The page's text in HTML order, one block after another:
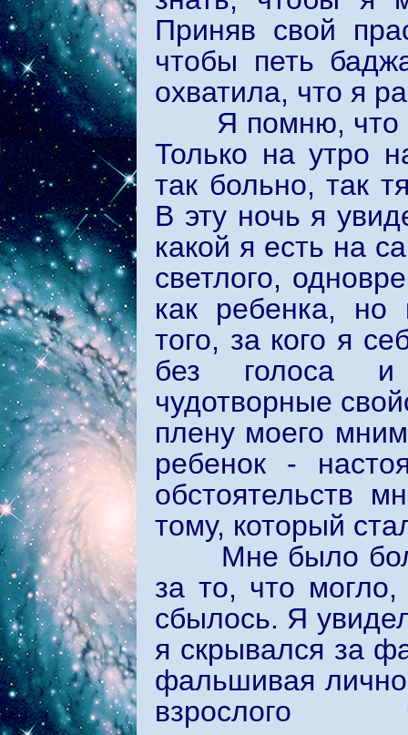
Приняв свой
чтобы петь
охватила, что я
Я помню, что
Только на утро
так больно, так
В эту ночь я
какой я есть на
светлого,
как ребенка, но
того, за кого я
без голоса и
чудотворные
плену моего
ребенок -
обстоятельств
тому, который
Мне было
за то, что
сбылось. Я
я скрывался за
фальшивая
взрослого